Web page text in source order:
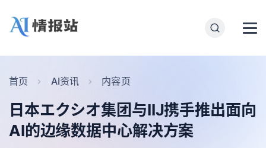
首页 AI资讯 内容页
日本エクシオ集团与IIJ携手推出面向
AI的边缘数据中心解决方案